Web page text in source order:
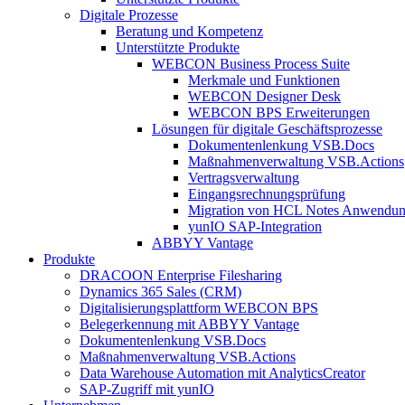
Digitale Prozesse
Beratung und Kompetenz
Unterstützte Produkte
WEBCON Business Process Suite
Merkmale und Funktionen
WEBCON Designer Desk
WEBCON BPS Erweiterungen
Lösungen für digitale Geschäftsprozesse
Dokumentenlenkung VSB.Docs
Maßnahmenverwaltung VSB.Actions
Vertragsverwaltung
Eingangsrechnungs­prüfung
Migration von HCL Notes
yunIO SAP-Integration
ABBYY Vantage
Produkte
DRACOON Enterprise Filesharing
Dynamics 365 Sales (CRM)
Digitalisierungsplattform WEBCON BPS
Belegerkennung mit ABBYY Vantage
Dokumentenlenkung VSB.Docs
Maßnahmenverwaltung VSB.Actions
Data Warehouse Automation mit AnalyticsCreator
SAP-Zugriff mit yunIO